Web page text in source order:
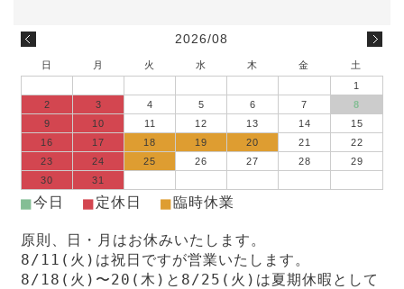
2026/08
日 月 火 水 木 金
土
1
2
3 4 5 6 7
8
9
10 11 12 13 14
15
16
17 18 19 20 21
22
23
24 25 26 27 28
29
30
31
■今日 ■定休日 ■臨時休業
原則、日・月はお休みいたします。
8/11(火)は祝日ですが営業いたします。
8/18(火)〜20(木)と8/25(火)は夏期休暇として